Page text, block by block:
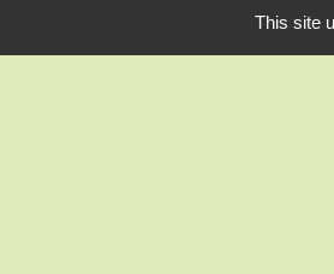
This site